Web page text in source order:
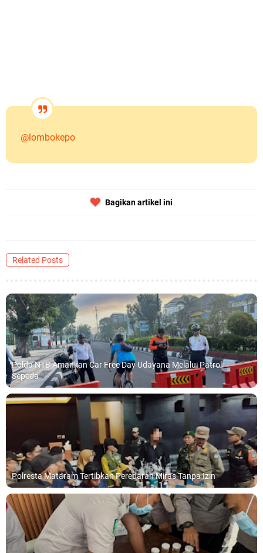
@lombokepo
Bagikan artikel ini
Related Posts
Polda NTB Amankan Car Free Day Udayana Melalui Patroli
Sepeda
Polresta Mataram Tertibkan Peredaran Miras Tanpa Izin